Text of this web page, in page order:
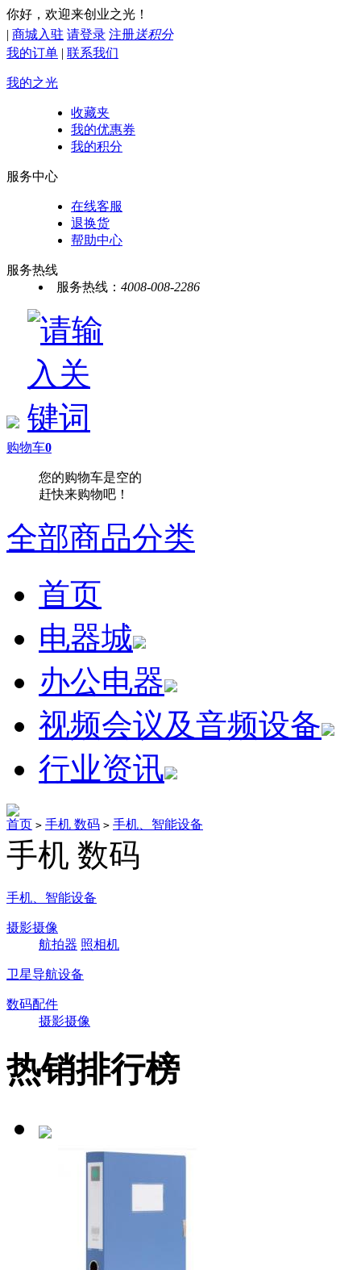
你好，欢迎来创业之光！
| 商城入驻 请登录 注册送积分
我的订单 | 联系我们
我的之光
收藏夹
我的优惠券
我的积分
服务中心
在线客服
退换货
帮助中心
服务热线
服务热线： 4008-008-2286
购物车0
您的购物车是空的
赶快来购物吧！
全部商品分类
首页
电器城
办公电器
视频会议及音频设备
行业资讯
首页 > 手机 数码 > 手机、智能设备
手机 数码
手机、智能设备
摄影摄像
航拍器 照相机
卫星导航设备
数码配件
摄影摄像
热销排行榜